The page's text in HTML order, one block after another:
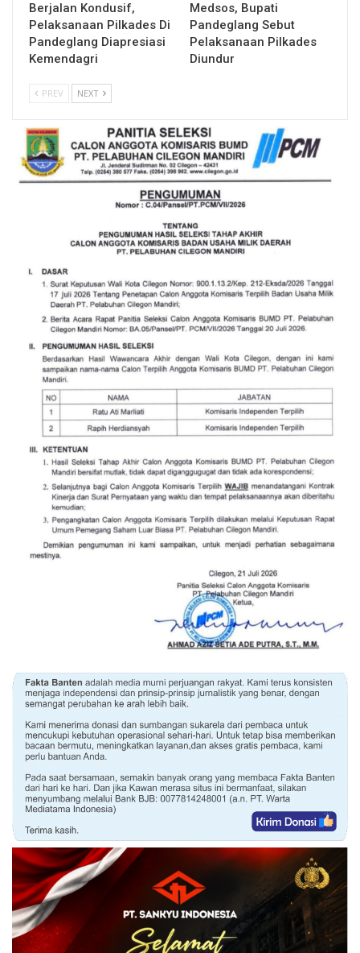
Berjalan Kondusif,
Pelaksanaan Pilkades Di
Pandeglang Diapresiasi
Kemendagri
Medsos, Bupati
Pandeglang Sebut
Pelaksanaan Pilkades
Diundur
PREV NEXT